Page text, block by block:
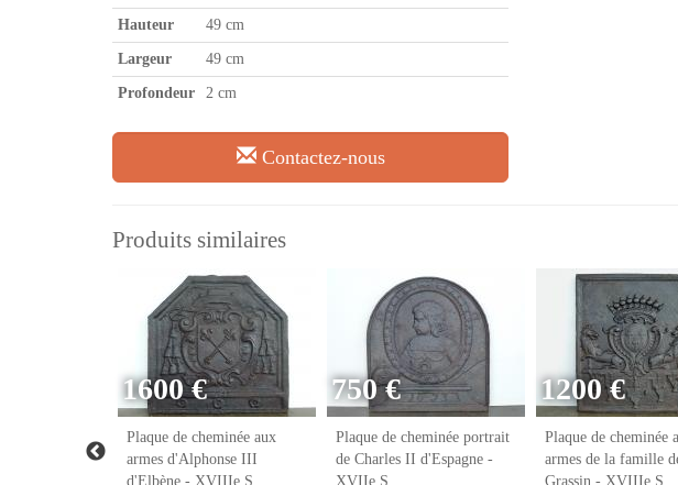
Hauteur 49 cm
Largeur 49 cm
Profondeur 2 cm
Contactez-nous
Produits similaires
1600 €
Plaque de cheminée aux
armes d'Alphonse III
d'Elbène - XVIIIe S.
750 €
Plaque de cheminée portrait
de Charles II d'Espagne -
XVIIe S.
1200 €
Plaque de cheminée
armes de la famille
Grassin - XVIIIe S.